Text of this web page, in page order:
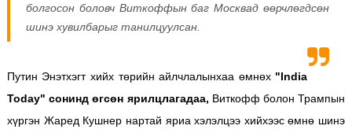
болгосон боловч Виткоффын баг Москвад өөрчлөгдсөн
шинэ хувилбарыг танилцуулсан.
Путин Энэтхэгт хийх төрийн айлчлалынхаа өмнөх "India
Today" сонинд өгсөн ярилцлагадаа, Виткофф болон Трампын
хүргэн Жаред Кушнер нартай яриа хэлэлцээ хийхээс өмнө шинэ